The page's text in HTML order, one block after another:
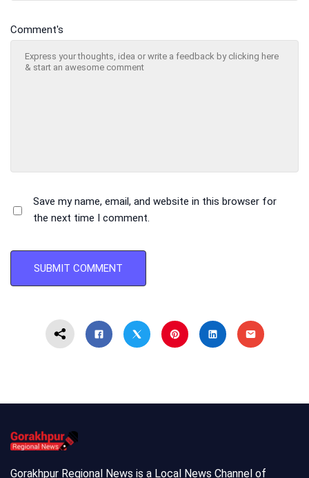
Comment's
Save my name, email, and website in this browser for
the next time I comment.
Gorakhpur Regional News is a Local News Channel of